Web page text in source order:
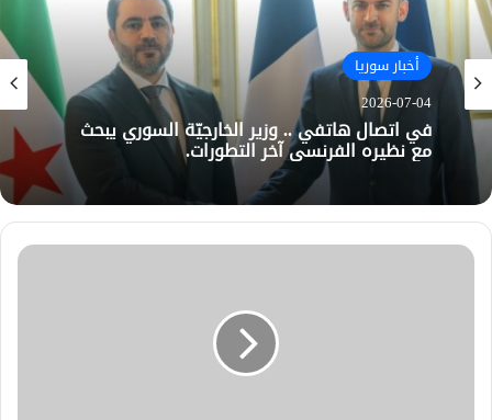
أخبار سوريا
2026-07-04
في اتصال هاتفي .. وزير الخارجيّة السوري يبحث
مع نظيره الفرنسي آخر التطورات.